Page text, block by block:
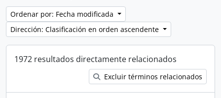
Ordenar por: Fecha modificada
Dirección: Clasificación en orden ascendente
1972 resultados directamente relacionados
Excluir términos relacionados